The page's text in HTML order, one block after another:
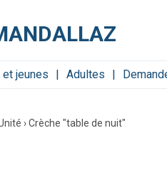
et jeunes Adultes
›Crèche "table de nuit"